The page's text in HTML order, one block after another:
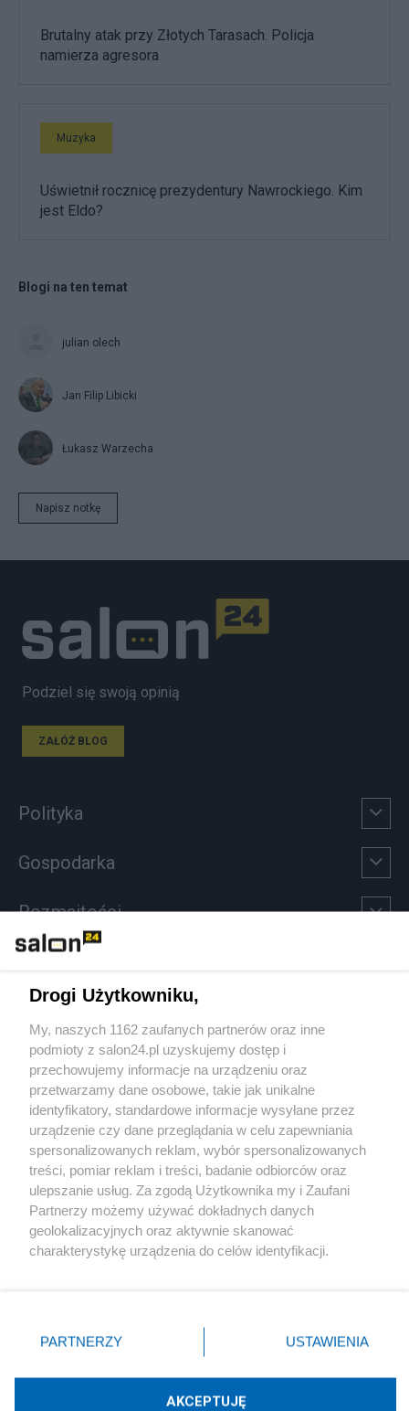
Brutalny atak przy Złotych Tarasach. Policja
namierza agresora
Muzyka
Uświetnił rocznicę prezydentury Nawrockiego. Kim
jest Eldo?
Blogi na ten temat
julian olech
Jan Filip Libicki
Łukasz Warzecha
Napisz notkę
Podziel się swoją opinią
ZAŁÓŻ BLOG
Polityka
Gospodarka
Rozmaitości
Sport
Społeczeństwo
Kultura
X Facebook Instagram Youtube
Drogi Użytkowniku,
My, naszych 1162 zaufanych partnerów oraz inne
podmioty z salon24.pl uzyskujemy dostęp i
przechowujemy informacje na urządzeniu oraz
przetwarzamy dane osobowe, takie jak unikalne
identyfikatory, standardowe informacje wysyłane przez
urządzenie czy dane przeglądania w celu zapewniania
spersonalizowanych reklam, wybór spersonalizowanych
treści, pomiar reklam i treści, badanie odbiorców oraz
ulepszanie usług. Za zgodą Użytkownika my i Zaufani
Partnerzy możemy używać dokładnych danych
geolokalizacyjnych oraz aktywnie skanować
charakterystykę urządzenia do celów identyfikacji.
zmienić/wycofać klikając przycisk ustawień prywatności
znajdujący się w lewym dolnym rogu strony
rodzaje przetwarzania danych nie wymagają zgody
użytkownika, ale masz prawo sprzeciwić się takiemu
PARTNERZY USTAWIENIA
AKCEPTUJĘ